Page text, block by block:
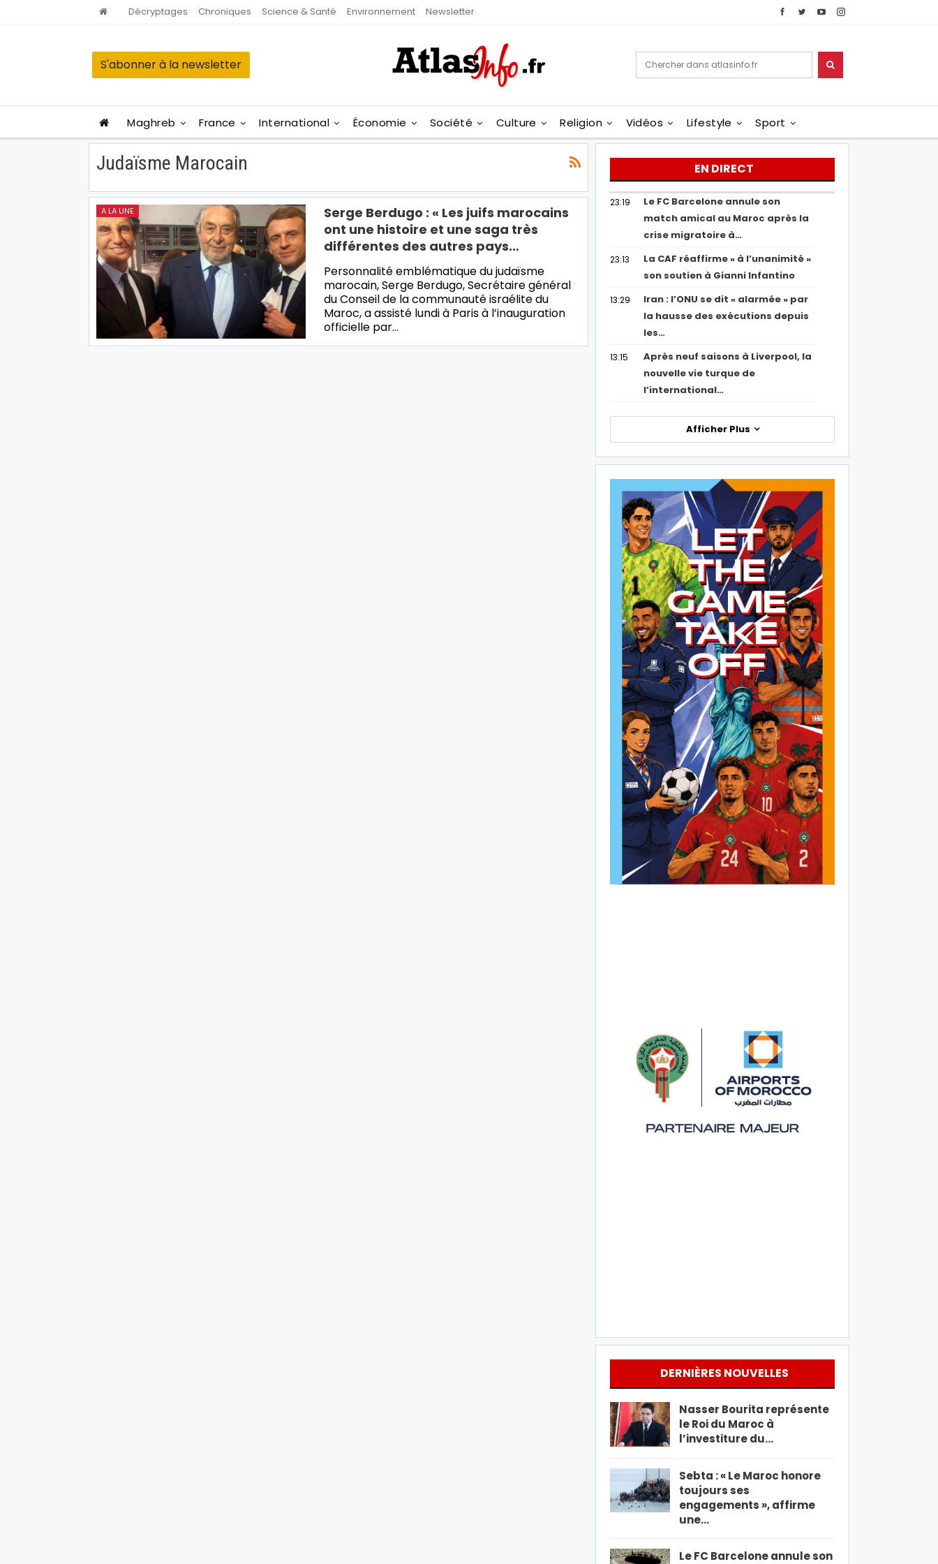
Décryptages Chroniques Science & Santé Environnement Newsletter
S'abonner à la newsletter
Maghreb France International Économie Société Culture Religion Vidéos Lifestyle Sport
Judaïsme Marocain
A LA UNE
Serge Berdugo : « Les juifs marocains
ont une histoire et une saga très
différentes des autres pays…
Personnalité emblématique du judaïsme
marocain, Serge Berdugo, Secrétaire général
du Conseil de la communauté israélite du
Maroc, a assisté lundi à Paris à l’inauguration
officielle par…
EN DIRECT
23:19
Le FC Barcelone annule son
match amical au Maroc après la
crise migratoire à…
23:13
La CAF réaffirme « à l’unanimité »
son soutien à Gianni Infantino
13:29
Iran : l’ONU se dit « alarmée » par
la hausse des exécutions depuis
les…
13:15
Après neuf saisons à Liverpool, la
nouvelle vie turque de
l’international…
Afficher Plus
DERNIÈRES NOUVELLES
Nasser Bourita représente
le Roi du Maroc à
l’investiture du…
Sebta : « Le Maroc honore
toujours ses
engagements », affirme
une…
Le FC Barcelone annule son